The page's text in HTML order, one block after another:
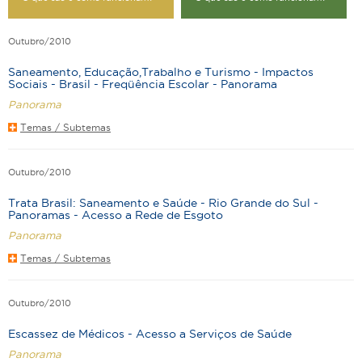
Outubro/2010
Saneamento, Educação,Trabalho e Turismo - Impactos
Sociais - Brasil - Freqüência Escolar - Panorama
Panorama
Temas / Subtemas
Outubro/2010
Trata Brasil: Saneamento e Saúde - Rio Grande do Sul -
Panoramas - Acesso a Rede de Esgoto
Panorama
Temas / Subtemas
Outubro/2010
Escassez de Médicos - Acesso a Serviços de Saúde
Panorama